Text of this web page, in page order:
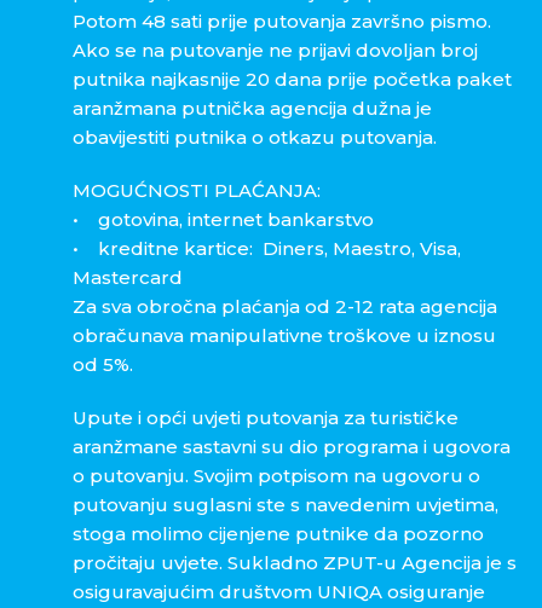
Potom 48 sati prije putovanja završno pismo.
Ako se na putovanje ne prijavi dovoljan broj
putnika najkasnije 20 dana prije početka paket
aranžmana putnička agencija dužna je
obavijestiti putnika o otkazu putovanja.
MOGUĆNOSTI PLAĆANJA:
• gotovina, internet bankarstvo
• kreditne kartice: Diners, Maestro, Visa,
Mastercard
Za sva obročna plaćanja od 2-12 rata agencija
obračunava manipulativne troškove u iznosu
od 5%.
Upute i opći uvjeti putovanja za turističke
aranžmane sastavni su dio programa i ugovora
o putovanju. Svojim potpisom na ugovoru o
putovanju suglasni ste s navedenim uvjetima,
stoga molimo cijenjene putnike da pozorno
pročitaju uvjete. Sukladno ZPUT-u Agencija je s
osiguravajućim društvom UNIQA osiguranje